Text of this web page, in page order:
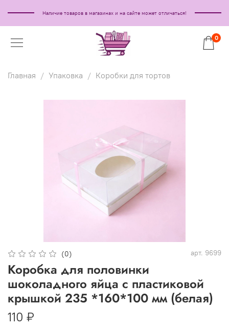
Наличие товаров в магазинах и на сайте может отличаться!
0
Главная Упаковка Коробки для тортов
(0) арт. 9699
Коробка для половинки
шоколадного яйца с пластиковой
крышкой 235 *160*100 мм (белая)
110 ₽